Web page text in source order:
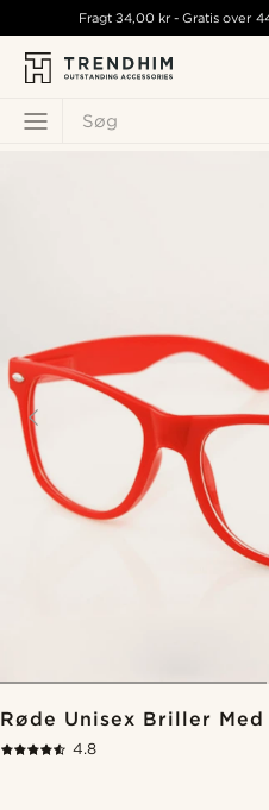
Søg
Fragt34,00 kr - Gratis over
Røde Unisex Briller
4.8